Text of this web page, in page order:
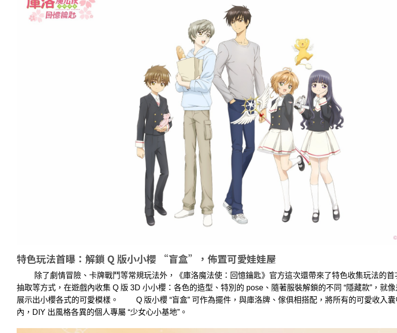
特色玩法首曝：解鎖 Q 版小小櫻 “盲盒”，佈置可愛娃娃屋
除了劇情冒險、卡牌戰鬥等常規玩法外，《庫洛魔法使：回憶鑰匙》官方這次還帶來了特色收集玩法的首
抽取等方式，在遊戲內收集 Q 版 3D 小小櫻：各色的造型、特別的 pose、隨著服裝解鎖的不同 “隱藏款”，就
展示出小櫻各式的可愛模樣。 Q 版小櫻 “盲盒” 可作為擺件，與庫洛牌、傢俱相搭配，將所有的可愛收入囊
內，DIY 出風格各異的個人專屬 “少女心小基地”。